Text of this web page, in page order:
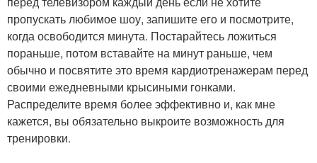
пропускать любимое шоу, запишите его и посмотрите,
когда освободится минута. Постарайтесь ложиться
пораньше, потом вставайте на минут раньше, чем
обычно и посвятите это время кардиотренажерам перед
своими ежедневными крысиными гонками.
Распределите время более эффективно и, как мне
кажется, вы обязательно выкроите возможность для
тренировки.